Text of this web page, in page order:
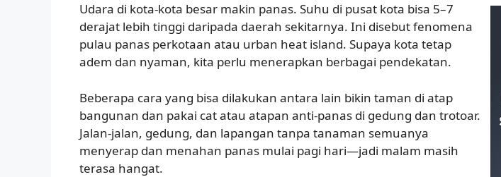
Udara di kota-kota besar makin panas. Suhu di pusat kota bisa 5–7
derajat lebih tinggi daripada daerah sekitarnya. Ini disebut fenomena
pulau panas perkotaan atau urban heat island. Supaya kota tetap
adem dan nyaman, kita perlu menerapkan berbagai pendekatan.
Beberapa cara yang bisa dilakukan antara lain bikin taman di atap
bangunan dan pakai cat atau atapan anti-panas di gedung dan trotoar.
Jalan-jalan, gedung, dan lapangan tanpa tanaman semuanya
menyerap dan menahan panas mulai pagi hari—jadi malam masih
terasa hangat.